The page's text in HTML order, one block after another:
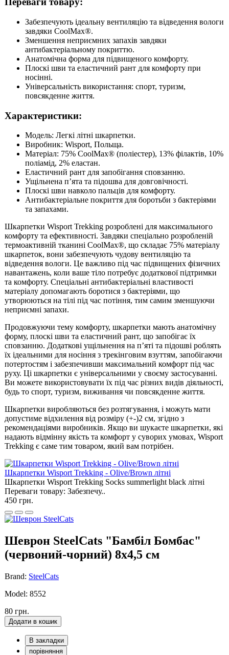
Забезпечують ідеальну вентиляцію та відведення вологи
завдяки CoolMax®.
Зменшення неприємних запахів завдяки
антибактеріальному покриттю.
Анатомічна форма для підвищеного комфорту.
Плоскі шви та еластичний рант для комфорту при
носінні.
Універсальність використання: спорт, туризм,
повсякденне життя.
Характеристики:
Модель: Легкі літні шкарпетки.
Виробник: Wisport, Польща.
Матеріал: 75% CoolMax® (поліестер), 13% філактів, 10%
поліамід, 2% еластан.
Еластичний рант для запобігання сповзанню.
Ущільнена п’ята та підошва для довговічності.
Плоскі шви навколо пальців для комфорту.
Антибактеріальне покриття для боротьби з бактеріями
та запахами.
Шкарпетки Wisport Trekking розроблені для максимального
комфорту та ефективності. Завдяки спеціально розробленій
термоактивній тканині CoolMax®, що складає 75% матеріалу
шкарпеток, вони забезпечують чудову вентиляцію та
відведення вологи. Це важливо під час підвищених фізичних
навантажень, коли ваше тіло потребує додаткової підтримки
та комфорту. Спеціальні антибактеріальні властивості
матеріалу допомагають боротися з бактеріями, що
утворюються на тілі під час потіння, тим самим зменшуючи
неприємні запахи.
Продовжуючи тему комфорту, шкарпетки мають анатомічну
форму, плоскі шви та еластичний рант, що запобігає їх
сповзанню. Додаткові ущільнення на п’яті та підошві роблять
їх ідеальними для носіння з трекінговим взуттям, запобігаючи
потертостям і забезпечивши максимальний комфорт під час
руху. Ці шкарпетки є універсальними у своєму застосуванні.
Ви можете використовувати їх під час різних видів діяльності,
будь то спорт, туризм, виживання чи повсякденне життя.
Шкарпетки виробляються без розтягування, і можуть мати
допустиме відхилення від розміру (+-)2 см, згідно з
рекомендаціями виробників. Якщо ви шукаєте шкарпетки, які
надають відмінну якість та комфорт у суворих умовах, Wisport
Trekking є саме тим товаром, який вам потрібен.
Шкарпетки Wisport Trekking - Olive/Brown літні
Шкарпетки Wisport Trekking Socks summerlight black літні
Переваги товару: Забезпечу..
450 грн.
Шеврон SteelCats "Бамбіл Бомбас"
(червоний-чорний) 8х4,5 см
Brand: SteelCats
Model: 8552
80 грн.
Додати в кошик
В закладки
порівняння